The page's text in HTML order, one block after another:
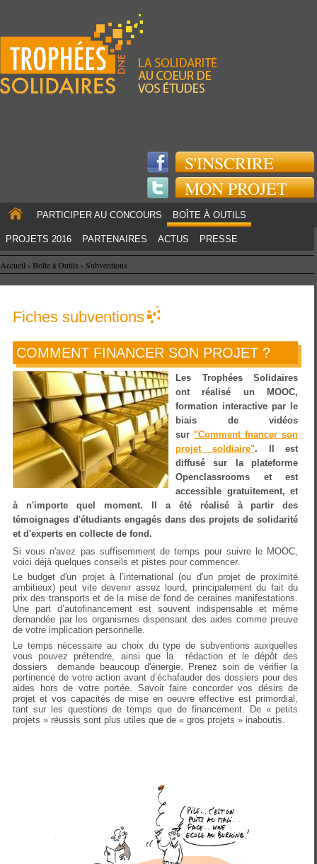
S'INSCRIRE
MON PROJET
PARTICIPER AU CONCOURS BOÎTE À OUTILS
PROJETS 2016 PARTENAIRES ACTUS PRESSE
Accueil › Boîte à Outils › Subventions
Fiches subventions
COMMENT FINANCER SON PROJET ?
Les Trophées Solidaires
ont réalisé un MOOC,
formation interactive par le
biais de vidéos
sur"Comment fnancer son
projet soldiaire". Il est
diffusé sur la plateforme
Openclassrooms et est
accessible gratuitement, et
à n'importe quel moment. Il a été réalisé à partir des
témoignages d'étudiants engagés dans des projets de solidarité
et d'experts en collecte de fond.
Si vous n'avez pas suffisemment de temps pour suivre le MOOC,
voici déjà quelques conseils et pistes pour commencer.
Le budget d'un projet à l’international (ou d'un projet de proximité
ambitieux) peut vite devenir assez lourd, principalement du fait du
prix des transports et de la mise de fond de ceraines manifestations.
Une part d’autofinancement est souvent indispensable et même
demandée par les organismes dispensant des aides comme preuve
de votre implication personnelle.
Le temps nécessaire au choix du type de subventions auxquelles
vous pouvez prétendre, ainsi que la rédaction et le dépôt des
dossiers demande beaucoup d'énergie. Prenez soin de vérifier la
pertinence de votre action avant d’échafauder des dossiers pour des
aides hors de votre portée. Savoir faire concorder vos désirs de
projet et vos capacités de mise en oeuvre effective est primordial,
tant sur les questions de temps que de financement. De « petits
projets » réussis sont plus utiles que de « gros projets » inaboutis.